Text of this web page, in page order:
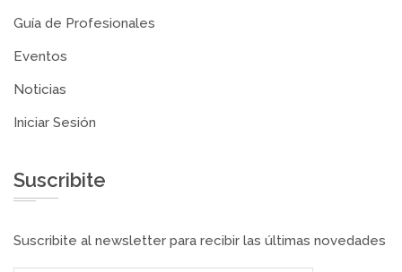
Guía de Profesionales
Eventos
Noticias
Iniciar Sesión
Suscribite
Suscribite al newsletter para recibir las últimas novedades